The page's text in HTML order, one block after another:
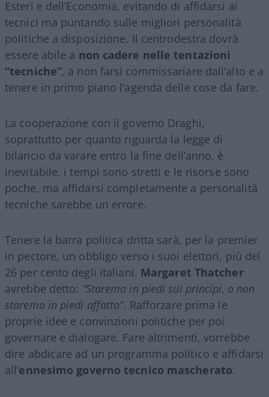
Esteri e dell’Economia, evitando di affidarsi ai
tecnici ma puntando sulle migliori personalità
politiche a disposizione. Il centrodestra dovrà
essere abile a non cadere nelle tentazioni
“tecniche”, a non farsi commissariare dall’alto e a
tenere in primo piano l’agenda delle cose da fare.
La cooperazione con il governo Draghi,
soprattutto per quanto riguarda la legge di
bilancio da varare entro la fine dell’anno, è
inevitabile, i tempi sono stretti e le risorse sono
poche, ma affidarsi completamente a personalità
tecniche sarebbe un errore.
Tenere la barra politica dritta sarà, per la premier
in pectore, un obbligo verso i suoi elettori, più del
26 per cento degli italiani. Margaret Thatcher
avrebbe detto: “Staremo in piedi sui principi, o non
staremo in piedi affatto”. Rafforzare prima le
proprie idee e convinzioni politiche per poi
governare e dialogare. Fare altrimenti, vorrebbe
dire abdicare ad un programma politico e affidarsi
all’ennesimo governo tecnico mascherato.